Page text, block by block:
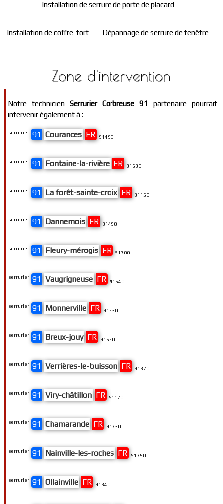
Installation de serrure de porte de placard
Installation de coffre-fort Dépannage de serrure de fenêtre
Zone d'intervention
Notre technicien Serrurier Corbreuse 91
partenaire pourrait
intervenir également à :
serrurier 91 Ollainville FR 91340
serrurier 91 Nainville-les-roches FR 91750
serrurier 91 Chamarande FR 91730
serrurier 91 Viry-châtillon FR 91170
serrurier 91 Verrières-le-buisson FR 91370
serrurier 91 Breux-jouy FR 91650
serrurier 91 Monnerville FR 91930
serrurier 91 Vaugrigneuse FR 91640
serrurier 91 Fleury-mérogis FR 91700
serrurier 91 Dannemois FR 91490
serrurier 91 La forêt-sainte-croix FR 91150
serrurier 91 Fontaine-la-rivière FR 91690
serrurier 91 Courances FR 91490